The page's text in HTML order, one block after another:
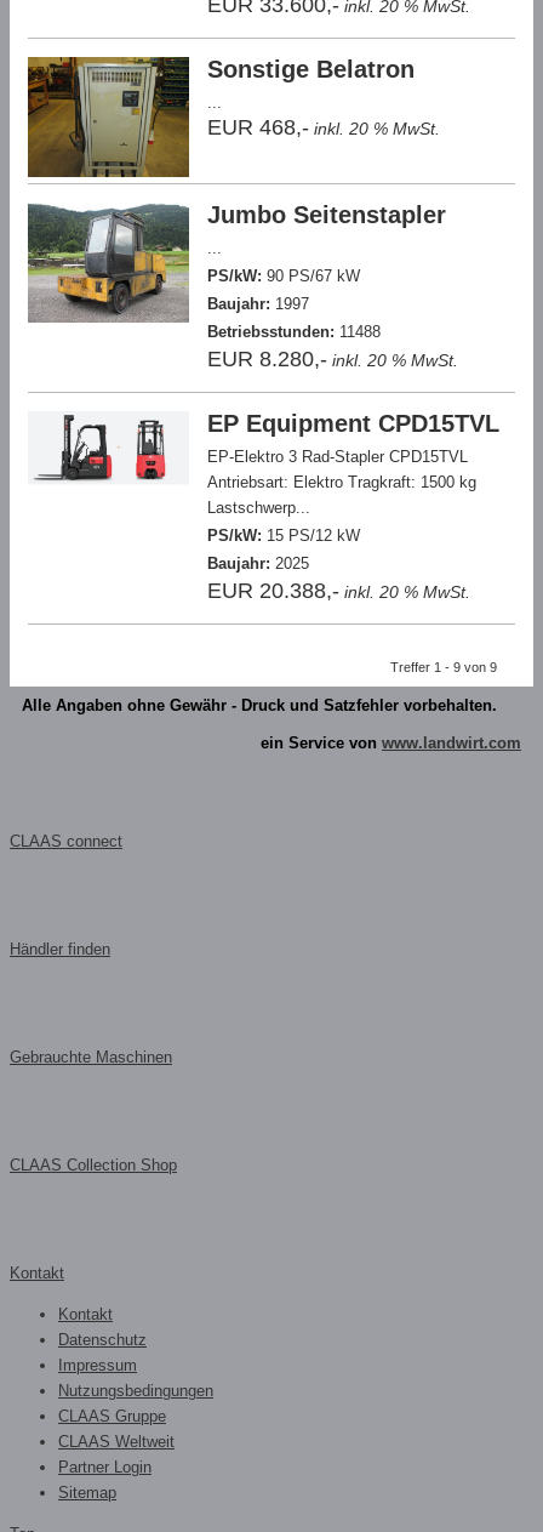
EUR 33.600,- inkl. 20 % MwSt.
Sonstige Belatron
...
EUR 468,- inkl. 20 % MwSt.
Jumbo Seitenstapler
...
PS/kW: 90 PS/67 kW
Baujahr: 1997
Betriebsstunden: 11488
EUR 8.280,- inkl. 20 % MwSt.
EP Equipment CPD15TVL
EP-Elektro 3 Rad-Stapler CPD15TVL
Antriebsart: Elektro Tragkraft: 1500 kg
Lastschwerp...
PS/kW: 15 PS/12 kW
Baujahr: 2025
EUR 20.388,- inkl. 20 % MwSt.
Treffer 1 - 9 von 9
Alle Angaben ohne Gewähr - Druck und Satzfehler vorbehalten.
ein Service von www.landwirt.com
CLAAS connect
Händler finden
Gebrauchte Maschinen
CLAAS Collection Shop
Kontakt
Kontakt
Datenschutz
Impressum
Nutzungsbedingungen
CLAAS Gruppe
CLAAS Weltweit
Partner Login
Sitemap